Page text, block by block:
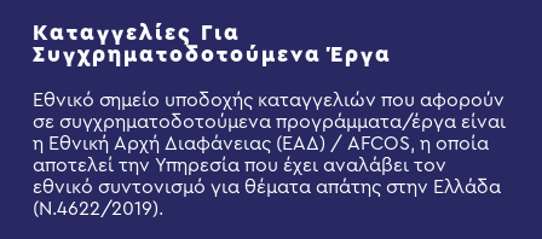
Καταγγελίες Για
Συγχρηματοδοτούμενα Έργα
Εθνικό σημείο υποδοχής καταγγελιών που αφορούν
σε συγχρηματοδοτούμενα προγράμματα/έργα είναι
η Εθνική Αρχή Διαφάνειας (ΕΑΔ) / AFCOS, η οποία
αποτελεί την Υπηρεσία που έχει αναλάβει τον
εθνικό συντονισμό για θέματα απάτης στην Ελλάδα
(Ν.4622/2019).